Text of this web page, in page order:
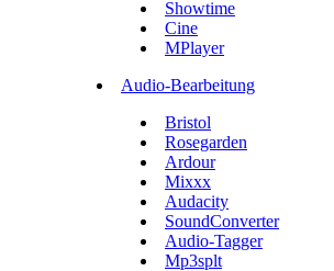
Showtime
Cine
MPlayer
Audio-Bearbeitung
Bristol
Rosegarden
Ardour
Mixxx
Audacity
SoundConverter
Audio-Tagger
Mp3splt